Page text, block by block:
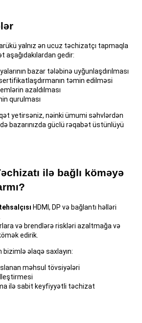
yalnız ən ucuz təchizatçı tapmaqla
aşağıdakılardan gedir:
bazar tələbinə uyğunlaşdırılması
təmin edilməsi
azaldılması
qurulması
yetirsəniz, nəinki ümumi səhvlərdən
də bazarınızda güclü rəqabət üstünlüyü
ilə bağlı köməyə
HDMI, DP və bağlantı həlləri
və brendlərə riskləri azaltmağa və
edirik.
bizimlə əlaqə saxlayın:
məhsul tövsiyələri
ilə sabit keyfiyyətli təchizat